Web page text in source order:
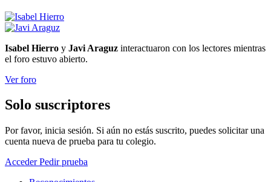
Isabel Hierro y Javi Araguz interactuaron con los lectores mientras
el foro estuvo abierto.
Ver foro
Solo suscriptores
Por favor, inicia sesión. Si aún no estás suscrito, puedes solicitar una
cuenta nueva de prueba para tu colegio.
AccederPedir prueba